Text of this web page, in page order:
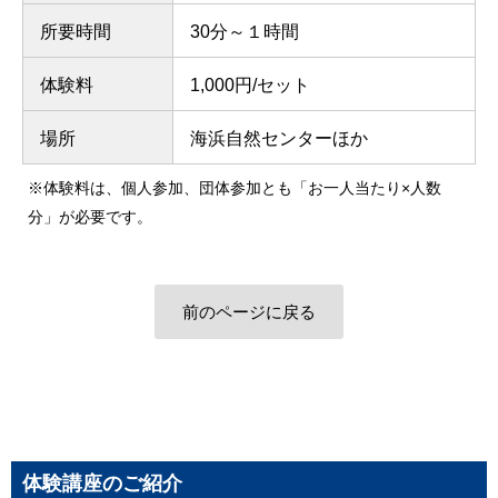
所要時間 30分～１時間
体験料 1,000円/セット
場所 海浜自然センターほか
※体験料は、個人参加、団体参加とも「お一人当たり×人数
分」が必要です。
前のページに戻る
体験講座のご紹介